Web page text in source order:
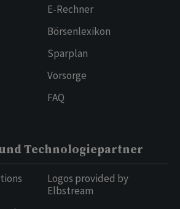
E-Rechner
Börsenlexikon
Sparplan
Vorsorge
FAQ
Technologiepartner
Logos provided by
Elbstream